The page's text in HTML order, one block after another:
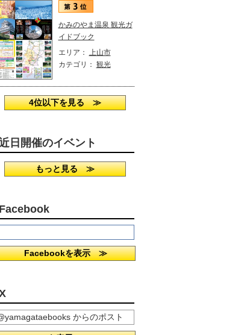
かみのやま温泉 観光ガ
イドブック
エリア： 上山市
カテゴリ： 観光
4位以下を見る ≫
日開催のイベント
もっと見る ≫
Facebook
Facebookを表示 ≫
からのポスト